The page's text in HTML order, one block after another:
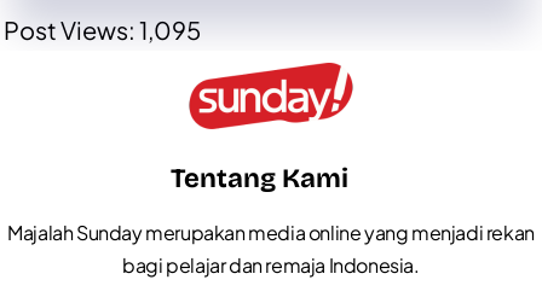
Post Views: 1,095
Tentang Kami
Majalah Sunday merupakan media online yang menjadi rekan
bagi pelajar dan remaja Indonesia.